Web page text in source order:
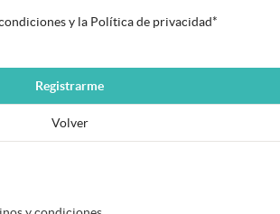
y la Política de privacidad*
Registrarme
Volver